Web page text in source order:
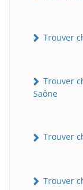
Trouver
Trouver
Saône
Trouver
Trouver